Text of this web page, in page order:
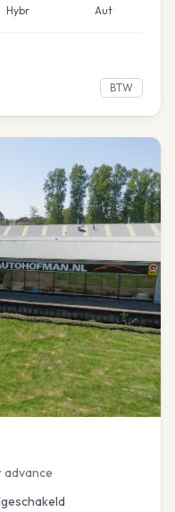
Hybr Aut
BTW
advance